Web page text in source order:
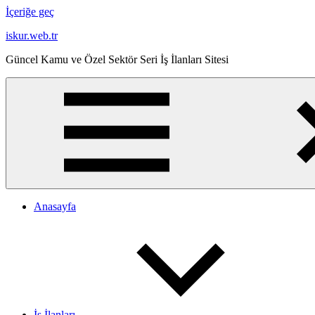
İçeriğe geç
iskur.web.tr
Güncel Kamu ve Özel Sektör Seri İş İlanları Sitesi
Anasayfa